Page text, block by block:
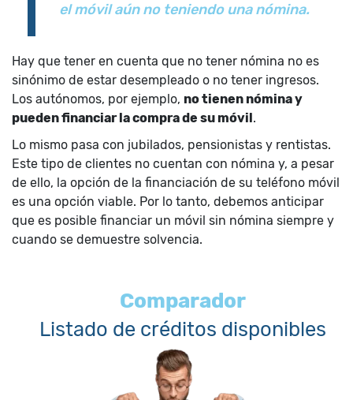
el móvil aún no teniendo una nómina.
Hay que tener en cuenta que no tener nómina no es
sinónimo de estar desempleado o no tener ingresos.
Los autónomos, por ejemplo, no tienen nómina y
pueden financiar la compra de su móvil.
Lo mismo pasa con jubilados, pensionistas y rentistas.
Este tipo de clientes no cuentan con nómina y, a pesar
de ello, la opción de la financiación de su teléfono móvil
es una opción viable. Por lo tanto, debemos anticipar
que es posible financiar un móvil sin nómina siempre y
cuando se demuestre solvencia.
Comparador
Listado de créditos disponibles